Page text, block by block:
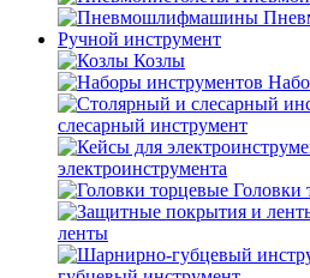
Ручной инструмент
Козлы
слесарный инструмент
электроинструмента
Головки
ленты